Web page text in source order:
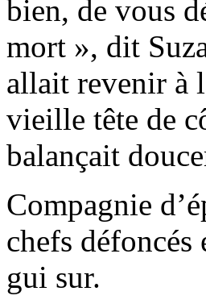
bien, de vous
mort », dit
allait revenir à
vieille tête de
balançait
Compagnie
chefs
gui sur.